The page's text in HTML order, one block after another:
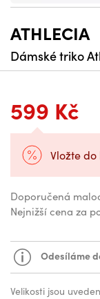
ATHLECIA
Dámské triko
599 Kč
Vložte
Doporučená
Nejnižší cena za
Odesíláme
Velikosti jsou